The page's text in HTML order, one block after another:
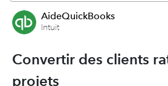
AideQuickBooks
Intuit
Convertir des clients
projets